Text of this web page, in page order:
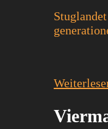
Stuglandet